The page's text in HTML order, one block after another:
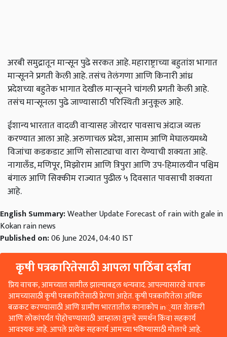
अरबी समुद्रातून मान्सून पुढे सरकत आहे. महाराष्ट्राच्या बहुतांश भागात
मान्सूनने प्रगती केली आहे. तसंच तेलंगणा आणि किनारी आंध्र
प्रदेशच्या बहुतेक भागात देखील मान्सूनने चांगली प्रगती केली आहे.
तसंच मान्सूनला पुढे जाण्यासाठी परिस्थिती अनुकूल आहे.
ईशान्य भारतात वादळी वाऱ्यासह जोरदार पावसाच अंदाज व्यक्त
करण्यात आला आहे. अरुणाचल प्रदेश, आसाम आणि मेघालयमध्ये
विजांचा कडकडाट आणि सोसाट्याचा वारा येण्याची शक्यता आहे.
नागालँड, मणिपूर, मिझोराम आणि त्रिपुरा आणि उप-हिमालयीन पश्चिम
बंगाल आणि सिक्कीम राज्यात पुढील ५ दिवसात पावसाची शक्यता
आहे.
English Summary:Weather Update Forecast of rain with gale in
Kokan rain news
Published on:06 June 2024, 04:40 IST
कृषी पत्रकारितेसाठी आपला पाठिंबा दर्शवा
प्रिय वाचक, आमच्यात सामील झाल्याबद्दल धन्यवाद. आपल्यासारखे वाचक
आमच्यासाठी कृषी पत्रकारितेसाठी प्रेरणा आहेत. कृषी पत्रकारितेला अधिक
बळकट करण्यासाठी आणि ग्रामीण भारतातील कानाकोप in्यात शेतकरी
आणि लोकांपर्यंत पोहोचण्यासाठी आम्हाला तुमचे समर्थन किंवा सहकार्य
आवश्यक आहे. आपले प्रत्येक सहकार्य आमच्या भविष्यासाठी मोलाचे आहे.